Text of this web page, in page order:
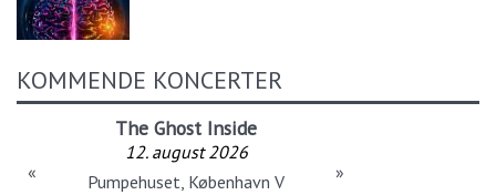
KOMMENDE KONCERTER
The Ghost Inside
12. august 2026
Pumpehuset, København V
« »